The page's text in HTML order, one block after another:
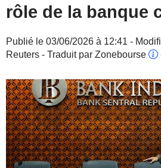
rôle de la banque
Publié le 03/06/2026 à 12:41 -
Reuters - Traduit par Zonebourse